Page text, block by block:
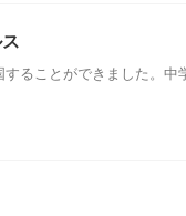
ることができました。